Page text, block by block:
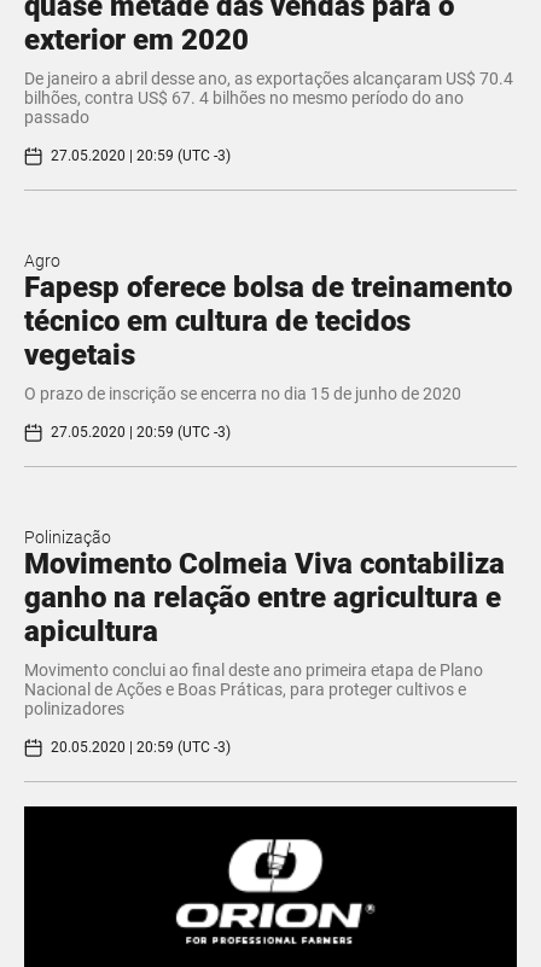
exterior em 2020
De janeiro a abril desse ano, as exportações alcançaram US$ 70.4
bilhões, contra US$ 67. 4 bilhões no mesmo período do ano
passado
27.05.2020 | 20:59 (UTC -3)
Agro
Fapesp oferece bolsa de treinamento
técnico em cultura de tecidos
vegetais
O prazo de inscrição se encerra no dia 15 de junho de 2020
27.05.2020 | 20:59 (UTC -3)
Polinização
Movimento Colmeia Viva contabiliza
ganho na relação entre agricultura e
apicultura
Movimento conclui ao final deste ano primeira etapa de Plano
Nacional de Ações e Boas Práticas, para proteger cultivos e
polinizadores
20.05.2020 | 20:59 (UTC -3)